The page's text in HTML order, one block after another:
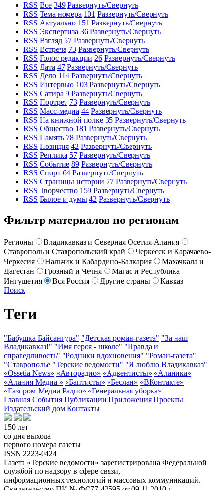
RSS Все 349 Развернуть/Свернуть
RSS Тема номера 101 Развернуть/Свернуть
RSS Актуально 151 Развернуть/Свернуть
RSS Экспертиза 36 Развернуть/Свернуть
RSS Взгляд 57 Развернуть/Свернуть
RSS Встреча 73 Развернуть/Свернуть
RSS Голос редакции 26 Развернуть/Свернуть
RSS Дата 47 Развернуть/Свернуть
RSS Дело 114 Развернуть/Свернуть
RSS Интервью 103 Развернуть/Свернуть
RSS Сатира 9 Развернуть/Свернуть
RSS Портрет 73 Развернуть/Свернуть
RSS Масс-медиа 44 Развернуть/Свернуть
RSS На книжной полке 35 Развернуть/Свернуть
RSS Общество 181 Развернуть/Свернуть
RSS Память 78 Развернуть/Свернуть
RSS Позиция 42 Развернуть/Свернуть
RSS Реплика 57 Развернуть/Свернуть
RSS Событие 89 Развернуть/Свернуть
RSS Спорт 64 Развернуть/Свернуть
RSS Страницы истории 77 Развернуть/Свернуть
RSS Творчество 159 Развернуть/Свернуть
RSS Былое и думы 42 Развернуть/Свернуть
Фильтр материалов по регионам
Регионы
Владикавказ и Северная Осетия-Алания
Ставрополь и Ставропольский край
Черкесск и Карачаево-
Черкесия
Нальчик и Кабардино-Балкария
Махачкала и
Дагестан
Грозный и Чечня
Магас и Республика
Ингушетия
Вся Россия Другие страны
Кавказ
Поиск
Теги
"Бабушка Байсангура" "Детская роман-газета" "За наш
Владикавказ!" "Имя героя - школе" "Правда и
справедливость" "Родники вдохновения" "Роман-газета"
"Ставрополье "Терские ведомости" "Я люблю Владикавказ"
«Ossetia News» «Авторадио» «Адвентисты» «Аланика»
«Алания Медиа » «Баптисты» «Беслан» «ВКонтакте»
«Газпром-Медиа Радио» «Генеральная уборка»
Главная События Публикации Приложения Проекты
Издательский дом Контакты
150 лет
со дня выхода
первого номера газеты
ISSN 2223-0424
Газета «Терские ведомости» зарегистрирована Федеральной
службой по надзору в сфере связи,
информационных технологий и массовых коммуникаций.